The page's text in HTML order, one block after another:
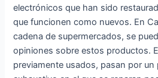
electrónicos que han sido
que funcionen como nuevos. En
cadena de supermercados, se
opiniones sobre estos productos.
previamente usados, pasan por